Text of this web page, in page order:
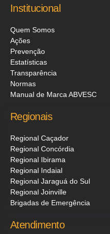
Institucional
Quem Somos
Ações
Prevenção
Estatísticas
Transparência
Normas
Manual de Marca ABVESC
Regionais
Regional Caçador
Regional Concórdia
Regional Ibirama
Regional Indaial
Regional Jaraguá do Sul
Regional Joinville
Brigadas de Emergência
Atendimento